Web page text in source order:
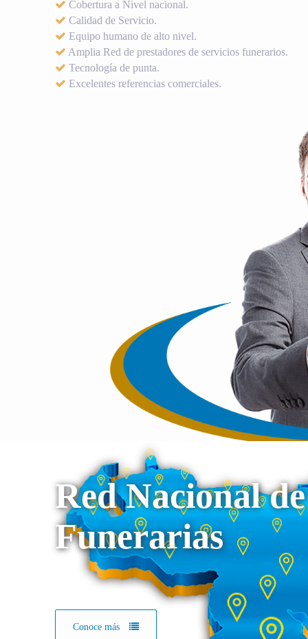
Cobertura a Nivel nacional.
Calidad de Servicio.
Equipo humano de alto nivel.
Amplia Red de prestadores de servicios funerarios.
Tecnología de punta.
Excelentes referencias comerciales.
Red Nacional de
Funerarias
Conoce más